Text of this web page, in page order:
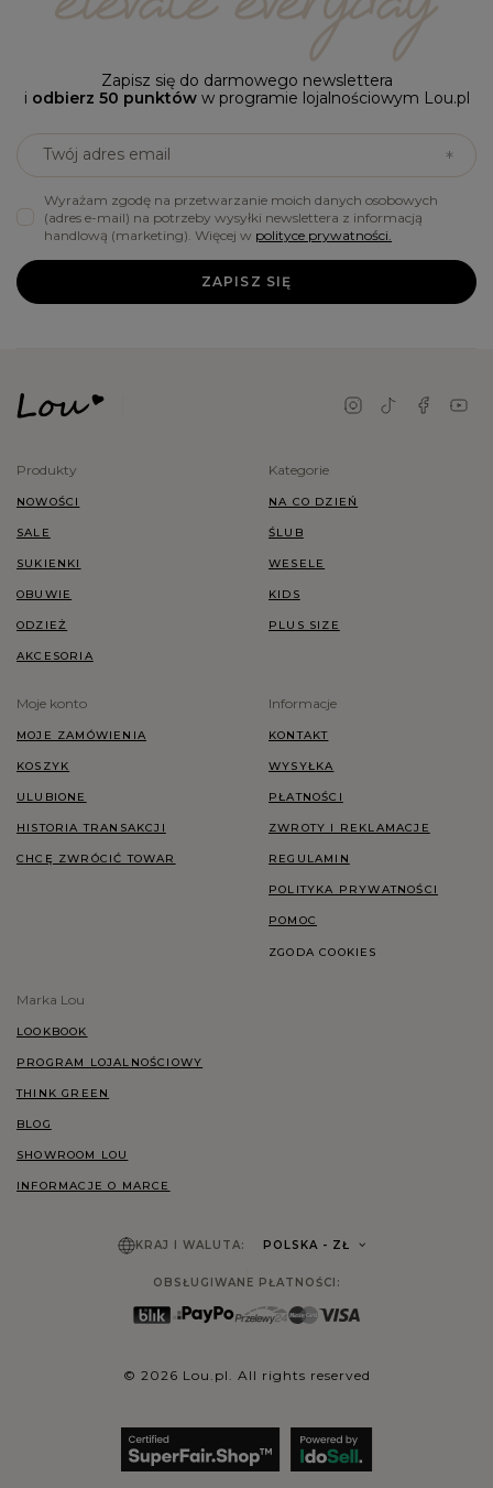
Zapisz się do darmowego newslettera
i odbierz 50 punktóww programie lojalnościowym Lou.pl
Twój adres email
Wyrażam zgodę na przetwarzanie moich danych osobowych
(adres e-mail) na potrzeby wysyłki newslettera z informacją
handlową (marketing). Więcej w polityce prywatności.
ZAPISZ SIĘ
Produkty
NOWOŚCI
SALE
SUKIENKI
OBUWIE
ODZIEŻ
AKCESORIA
Kategorie
NA CO DZIEŃ
ŚLUB
WESELE
KIDS
PLUS SIZE
Moje konto
MOJE ZAMÓWIENIA
KOSZYK
ULUBIONE
HISTORIA TRANSAKCJI
CHCĘ ZWRÓCIĆ TOWAR
Informacje
KONTAKT
WYSYŁKA
PŁATNOŚCI
ZWROTY I REKLAMACJE
REGULAMIN
POLITYKA PRYWATNOŚCI
POMOC
ZGODA COOKIES
Marka Lou
LOOKBOOK
PROGRAM LOJALNOŚCIOWY
THINK GREEN
BLOG
SHOWROOM LOU
INFORMACJE O MARCE
KRAJ I WALUTA: POLSKA - ZŁ
OBSŁUGIWANE PŁATNOŚCI:
© 2026 Lou.pl. All rights reserved